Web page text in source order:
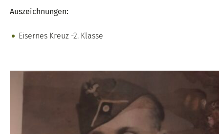
Auszeichnungen:
Eisernes Kreuz -2. Klasse